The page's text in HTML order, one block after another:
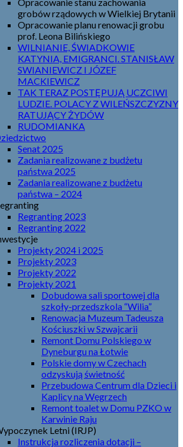
grobów rządowych w Wielkiej Brytanii
Opracowanie planu renowacji grobu
prof. Leona Bilińskiego
WILNIANIE, ŚWIADKOWIE
KATYNIA, EMIGRANCI. STANISŁAW
SWIANIEWICZ I JÓZEF
MACKIEWICZ
TAK TERAZ POSTĘPUJĄ UCZCIWI
LUDZIE. POLACY Z WILEŃSZCZYZNY
RATUJĄCY ŻYDÓW
RUDOMIANKA
Senat 2025
Zadania realizowane z budżetu
państwa 2025
Zadania realizowane z budżetu
państwa – 2024
Regranting 2023
Regranting 2022
Projekty 2024 i 2025
Projekty 2023
Projekty 2022
Projekty 2021
Dobudowa sali sportowej dla
szkoły-przedszkola “Wilia”
Renowacja Muzeum Tadeusza
Kościuszki w Szwajcarii
Remont Domu Polskiego w
Dyneburgu na Łotwie
Polskie domy w Czechach
odzyskują świetność
Przebudowa Centrum dla Dzieci i
Kaplicy na Węgrzech
Remont toalet w Domu PZKO w
Karwinie Raju
Letni (IRJP)
Instrukcja rozliczenia dotacji –